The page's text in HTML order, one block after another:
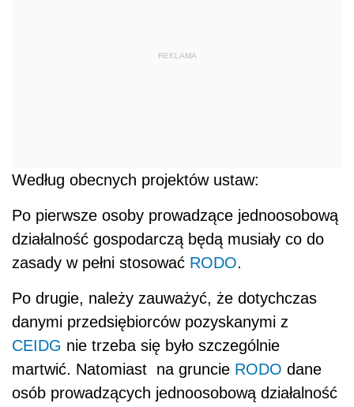
REKLAMA
Według obecnych projektów ustaw:
Po pierwsze osoby prowadzące jednoosobową
działalność gospodarczą będą musiały co do
zasady w pełni stosować RODO.
Po drugie, należy zauważyć, że dotychczas
danymi przedsiębiorców pozyskanymi z
CEIDG nie trzeba się było szczególnie
martwić. Natomiast na gruncie RODO dane
osób prowadzących jednoosobową działalność